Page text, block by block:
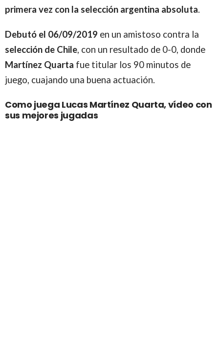
primera vez con la selección argentina absoluta.
Debutó el 06/09/2019 en un amistoso contra la
selección de Chile, con un resultado de 0-0, donde
Martínez Quarta fue titular los 90 minutos de
juego, cuajando una buena actuación.
Como juega Lucas Martínez Quarta, vídeo con
sus mejores jugadas